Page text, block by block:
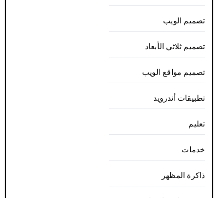
تصميم الويب
تصميم ثلاثي الأبعاد
تصميم مواقع الويب
تطبيقات أندرويد
تعليم
خدمات
ذاكرة المظهر